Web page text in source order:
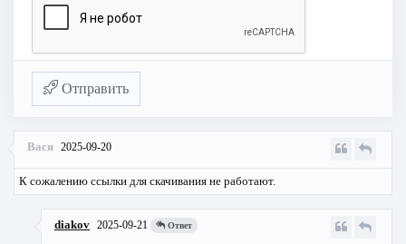
Отправить
Вася 2025-09-20
К сожалению ссылки для скачивания не работают.
diakov 2025-09-21 Ответ